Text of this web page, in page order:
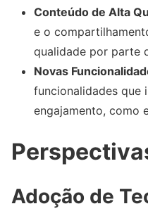
Conteúdo de Alta
e o
qualidade por parte
Novas
funcionalidades que
engajamento, como
Adoção de